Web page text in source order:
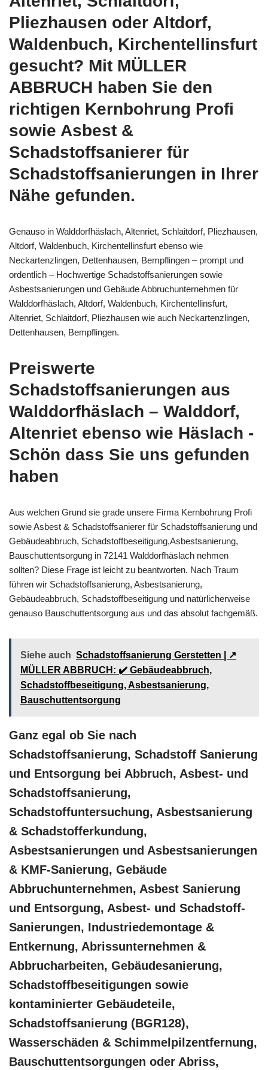
Pliezhausen oder Altdorf,
Waldenbuch, Kirchentellinsfurt
gesucht? Mit MÜLLER
ABBRUCH haben Sie den
richtigen Kernbohrung Profi
sowie Asbest &
Schadstoffsanierer für
Schadstoffsanierungen in Ihrer
Nähe gefunden.
Genauso in Walddorfhäslach, Altenriet, Schlaitdorf, Pliezhausen,
Altdorf, Waldenbuch, Kirchentellinsfurt ebenso wie
Neckartenzlingen, Dettenhausen, Bempflingen – prompt und
ordentlich – Hochwertige Schadstoffsanierungen sowie
Asbestsanierungen und Gebäude Abbruchunternehmen für
Walddorfhäslach, Altdorf, Waldenbuch, Kirchentellinsfurt,
Altenriet, Schlaitdorf, Pliezhausen wie auch Neckartenzlingen,
Dettenhausen, Bempflingen.
Preiswerte
Schadstoffsanierungen aus
Walddorfhäslach – Walddorf,
Altenriet ebenso wie Häslach -
Schön dass Sie uns gefunden
haben
Aus welchen Grund sie grade unsere Firma Kernbohrung Profi
sowie Asbest & Schadstoffsanierer für Schadstoffsanierung und
Gebäudeabbruch, Schadstoffbeseitigung,Asbestsanierung,
Bauschuttentsorgung in 72141 Walddorfhäslach nehmen
sollten? Diese Frage ist leicht zu beantworten. Nach Traum
führen wir Schadstoffsanierung, Asbestsanierung,
Gebäudeabbruch, Schadstoffbeseitigung und natürlicherweise
genauso Bauschuttentsorgung aus und das absolut fachgemäß.
Siehe auch Schadstoffsanierung Gerstetten | ↗️
MÜLLER ABBRUCH: ✔️ Gebäudeabbruch,
Schadstoffbeseitigung, Asbestsanierung,
Bauschuttentsorgung
Ganz egal ob Sie nach
Schadstoffsanierung, Schadstoff Sanierung
und Entsorgung bei Abbruch, Asbest- und
Schadstoffsanierung,
Schadstoffuntersuchung, Asbestsanierung
& Schadstofferkundung,
Asbestsanierungen und Asbestsanierungen
& KMF-Sanierung, Gebäude
Abbruchunternehmen, Asbest Sanierung
und Entsorgung, Asbest- und Schadstoff-
Sanierungen, Industriedemontage &
Entkernung, Abrissunternehmen &
Abbrucharbeiten, Gebäudesanierung,
Schadstoffbeseitigungen sowie
kontaminierter Gebäudeteile,
Schadstoffsanierung (BGR128),
Wasserschäden & Schimmelpilzentfernung,
Bauschuttentsorgungen oder Abriss,